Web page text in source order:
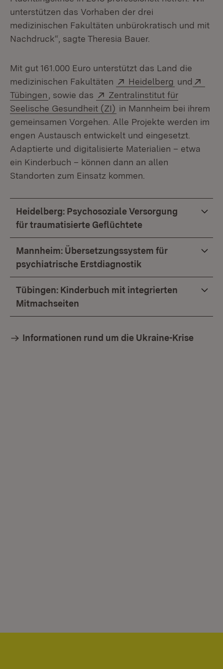
unterstützen das Vorhaben der drei
medizinischen Fakultäten unbürokratisch und mit
Nachdruck“, sagte Theresia Bauer.
Mit gut 161.000 Euro unterstützt das Land die
medizinischen Fakultäten
Extern:
Heidelberg (Öffnet in
und
Tübingen (Öffnet in neuem Fenster)
, sowie das Extern:
Zentralinstitut für
Seelische Gesundheit (ZI) (Öffnet in neuem Fenster)
in Mannheim bei ihrem
gemeinsamen Vorgehen. Alle Projekte werden im
engen Austausch entwickelt und eingesetzt.
Adaptierte und digitalisierte Materialien – etwa
ein Kinderbuch – können dann an allen
Standorten zum Einsatz kommen.
Heidelberg: Psychosoziale Versorgung
für traumatisierte Geflüchtete
Mannheim: Übersetzungssystem für
psychiatrische Erstdiagnostik
Tübingen: Kinderbuch mit integrierten
Mitmachseiten
Informationen rund um die Ukraine-Krise